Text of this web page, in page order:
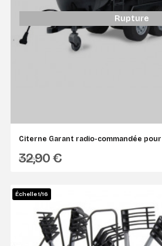
Rupture
Citerne Garant radio-commandée
JAMARA
32,90 €
Échelle 1/16